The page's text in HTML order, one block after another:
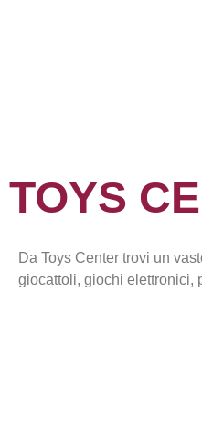
TOYS
Da Toys Center trovi un
giocattoli, giochi elettronici,